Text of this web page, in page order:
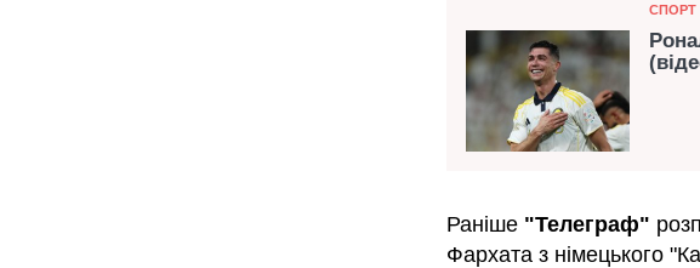
СПОРТ
Раніше "Телеграф"
Фархата з німецького